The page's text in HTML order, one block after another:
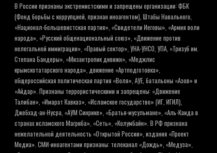
В России признаны экстремистскими и запрещены организации: ФБК
(Фонд борьбы с коррупцией, признан иноагентом), Штабы Навального,
«Национал-большевистская партия», «Свидетели Иеговы», «Армия воли
народа», «Русский общенациональный союз», «Движение против
нелегальной иммиграции», «Правый сектор», УНА-УНСО, УПА, «Тризуб им.
Степана Бандеры», «Мизантропик дивижн», «Меджлис
крымскотатарского народа», движение «Артподготовка»,
общероссийская политическая партия «Воля», АУЕ, батальоны «Азов» и
«Айдар». Признаны террористическими и запрещены: «Движение
Талибан», «Имарат Кавказ», «Исламское государство» (ИГ, ИГИЛ),
Джебхад-ан-Нусра, «АУМ Синрике», «Братья-мусульмане», «Аль-Каида в
странах исламского Магриба», «Сеть», «Колумбайн». В РФ признана
нежелательной деятельность «Открытой России», издания «Проект
Медиа». СМИ-иноагентами признаны: телеканал «Дождь», «Медуза»,